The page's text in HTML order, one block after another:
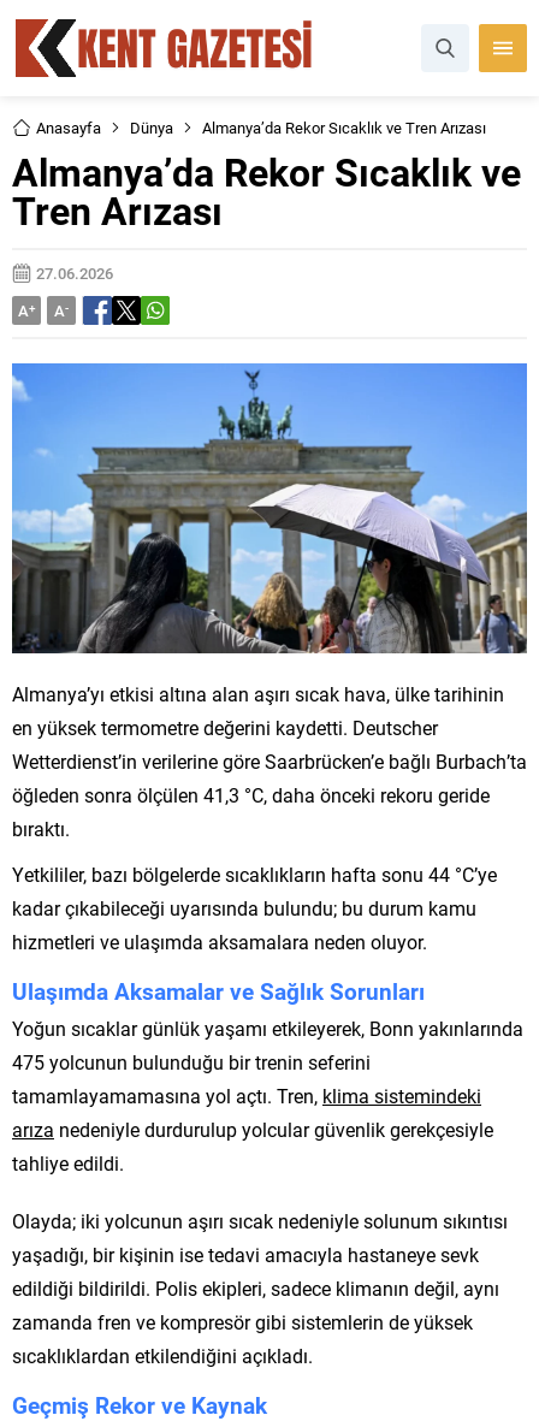
Anasayfa Dünya Almanya’da Rekor Sıcaklık ve Tren Arızası
Almanya’da Rekor Sıcaklık ve
Tren Arızası
27.06.2026
A+ A-
Almanya’yı etkisi altına alan aşırı sıcak hava, ülke tarihinin
en yüksek termometre değerini kaydetti. Deutscher
Wetterdienst’in verilerine göre Saarbrücken’e bağlı Burbach’ta
öğleden sonra ölçülen 41,3 °C, daha önceki rekoru geride
bıraktı.
Yetkililer, bazı bölgelerde sıcaklıkların hafta sonu 44 °C’ye
kadar çıkabileceği uyarısında bulundu; bu durum kamu
hizmetleri ve ulaşımda aksamalara neden oluyor.
Ulaşımda Aksamalar ve Sağlık Sorunları
Yoğun sıcaklar günlük yaşamı etkileyerek, Bonn yakınlarında
475 yolcunun bulunduğu bir trenin seferini
tamamlayamamasına yol açtı. Tren, klima sistemindeki
arıza nedeniyle durdurulup yolcular güvenlik gerekçesiyle
tahliye edildi.
Olayda; iki yolcunun aşırı sıcak nedeniyle solunum sıkıntısı
yaşadığı, bir kişinin ise tedavi amacıyla hastaneye sevk
edildiği bildirildi. Polis ekipleri, sadece klimanın değil, aynı
zamanda fren ve kompresör gibi sistemlerin de yüksek
sıcaklıklardan etkilendiğini açıkladı.
Geçmiş Rekor ve Kaynak